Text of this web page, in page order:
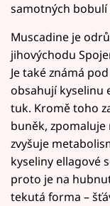
samotných
Muscadine je
jihovýchodu
Je také známá
obsahují kyselinu
tuk. Kromě toho
buněk,
zvyšuje
kyseliny ellagové
proto je na
tekutá forma –